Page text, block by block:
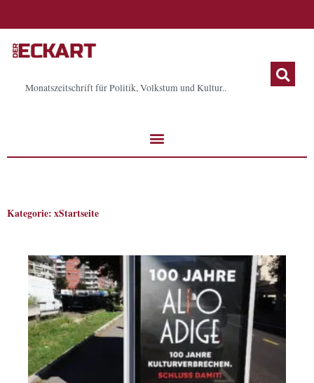
Monatszeitschrift für Politik, Volkstum und Kultur..
Kategorie: xStartseite
SeiteSeiteSeiteSeite